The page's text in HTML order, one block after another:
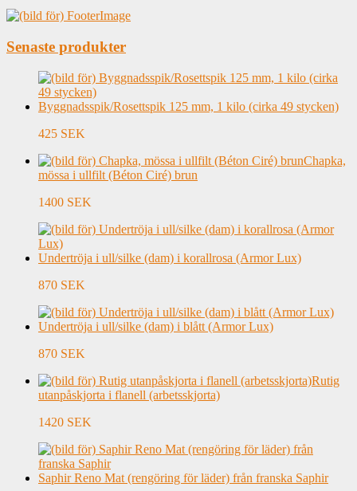
Senaste produkter
Byggnadsspik/Rosettspik 125 mm, 1 kilo (cirka 49 stycken)
425 SEK
Chapka,
mössa i ullfilt (Béton Ciré) brun
1400 SEK
Undertröja i ull/silke (dam) i korallrosa (Armor Lux)
870 SEK
Undertröja i ull/silke (dam) i blått (Armor Lux)
870 SEK
Rutig
utanpåskjorta i flanell (arbetsskjorta)
1420 SEK
Saphir Reno Mat (rengöring för läder) från franska Saphir